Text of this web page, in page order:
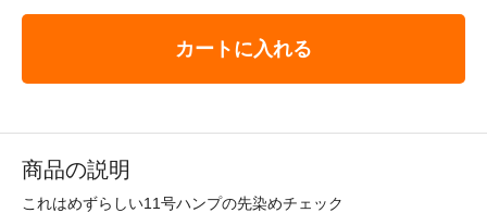
カートに入れる
商品の説明
これはめずらしい11号ハンプの先染めチェック